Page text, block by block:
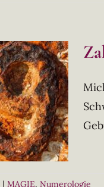
| MAGIE, Numerologie